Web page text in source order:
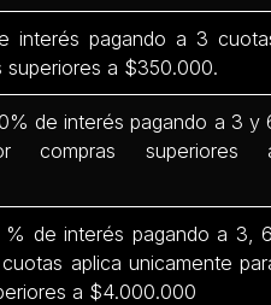
interés pagando a 3
superiores a $350.000.
de interés pagando a 3 y
compras superiores
% de interés pagando a 3,
aplica unicamente
a $4.000.000